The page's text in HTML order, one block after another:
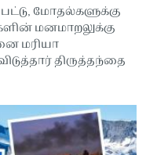
மோதல்களுக்கு
மனமாறலுக்கு
மரியா
திருத்தந்தை